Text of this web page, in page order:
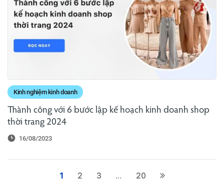
Kinh nghiệm kinh doanh
Thành công với 6 bước lập kế hoạch kinh doanh shop
thời trang 2024
16/08/2023
1 2 3 … 20